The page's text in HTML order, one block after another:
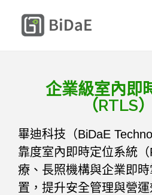
解決方案
送貨人員與承攬商智
醫療設備與人員智慧
購買方式
成功案例
企業級室內即
（RTLS
畢迪科技（BiDaE
靠度室內即時定位系統
療、長照機構與企業即
置，提升安全管理與營運